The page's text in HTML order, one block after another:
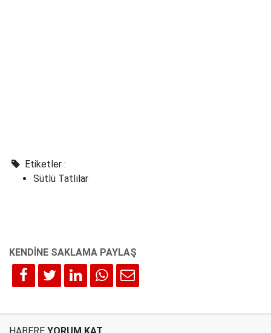
Etiketler :
Sütlü Tatlılar